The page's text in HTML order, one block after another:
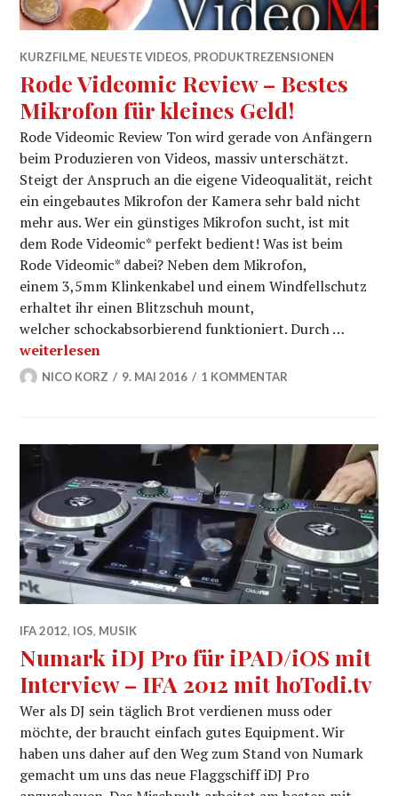
KURZFILME, NEUESTE VIDEOS, PRODUKTREZENSIONEN
Rode Videomic Review – Bestes
Mikrofon für kleines Geld!
Rode Videomic Review Ton wird gerade von Anfängern
beim Produzieren von Videos, massiv unterschätzt.
Steigt der Anspruch an die eigene Videoqualität, reicht
ein eingebautes Mikrofon der Kamera sehr bald nicht
mehr aus. Wer ein günstiges Mikrofon sucht, ist mit
dem Rode Videomic* perfekt bedient! Was ist beim
Rode Videomic* dabei? Neben dem Mikrofon,
einem 3,5mm Klinkenkabel und einem Windfellschutz
erhaltet ihr einen Blitzschuh mount,
welcher schockabsorbierend funktioniert. Durch …
Rode Videomic Review – Bestes Mikrofon für kleines
weiterlesen
NICO KORZ 9. MAI 2016 1 KOMMENTAR
IFA 2012, IOS, MUSIK
Numark iDJ Pro für iPAD/iOS mit
Interview – IFA 2012 mit hoTodi.tv
Wer als DJ sein täglich Brot verdienen muss oder
möchte, der braucht einfach gutes Equipment. Wir
haben uns daher auf den Weg zum Stand von Numark
gemacht um uns das neue Flaggschiff iDJ Pro